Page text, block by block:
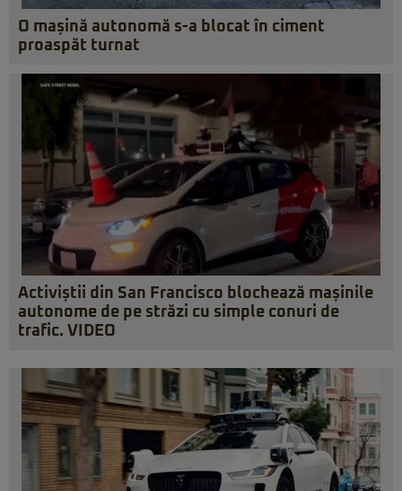
O mașină autonomă s-a blocat în ciment
proaspăt turnat
Activiștii din San Francisco blochează mașinile
autonome de pe străzi cu simple conuri de
trafic. VIDEO